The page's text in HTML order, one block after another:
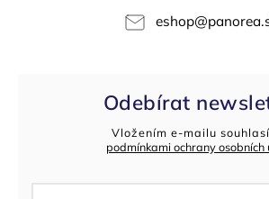
eshop@
Odebírat
Vložením e-mailu
podmínkami ochrany osobních